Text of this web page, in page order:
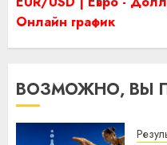
Онлайн график
ВОЗМОЖНО, ВЫ